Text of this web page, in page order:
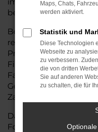
besseren Konditionen.
Bei Auto Seubert
regelmäßigen
Preisvorteilen und
Finanzierungs- oder
Fahrzeugkauf noch
Gebrauchtwagen
Zahlung – fair
Darüber hinaus
Formalitäten: von der
Maps, Chats,
werden aktiviert.
Statistik und
Diese Technologien
Webseite zu
zu verbessern.
die von dritten
Sie auf anderen
zu schalten, die für